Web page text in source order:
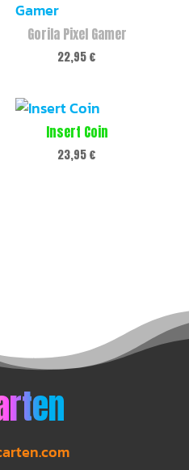
Gorila Pixel Gamer
22,95€
Insert Coin
23,95€